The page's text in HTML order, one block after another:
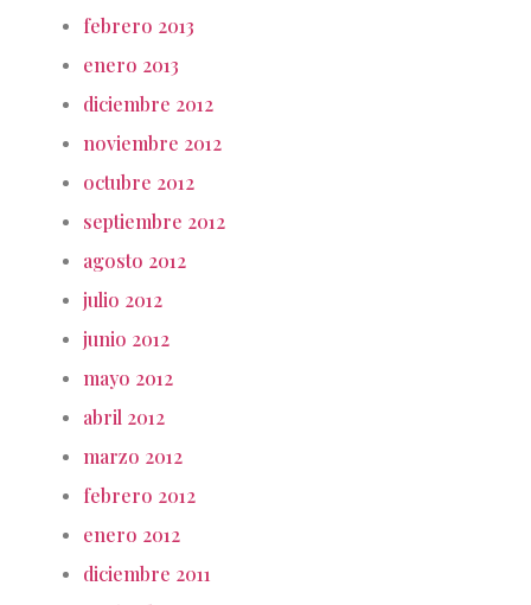
febrero 2013
enero 2013
diciembre 2012
noviembre 2012
octubre 2012
septiembre 2012
agosto 2012
julio 2012
junio 2012
mayo 2012
abril 2012
marzo 2012
febrero 2012
enero 2012
diciembre 2011